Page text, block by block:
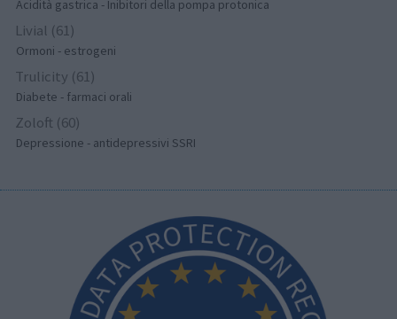
Acidità gastrica - Inibitori della pompa protonica
Livial (61)
Ormoni - estrogeni
Trulicity (61)
Diabete - farmaci orali
Zoloft (60)
Depressione - antidepressivi SSRI